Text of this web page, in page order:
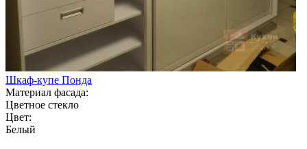
Шкаф-купе Понда
Материал фасада:
Цветное стекло
Цвет:
Белый